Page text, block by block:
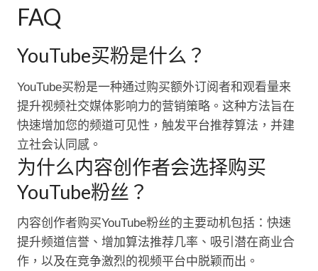
FAQ
YouTube买粉是什么？
YouTube买粉是一种通过购买额外订阅者和观看量来
提升视频社交媒体影响力的营销策略。这种方法旨在
快速增加您的频道可见性，触发平台推荐算法，并建
立社会认同感。
为什么内容创作者会选择购买
YouTube粉丝？
内容创作者购买YouTube粉丝的主要动机包括：快速
提升频道信誉、增加算法推荐几率、吸引潜在商业合
作，以及在竞争激烈的视频平台中脱颖而出。